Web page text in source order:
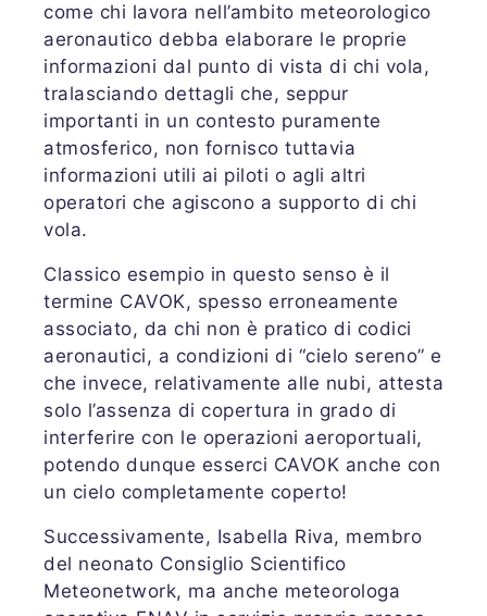
come chi lavora nell’ambito meteorologico
aeronautico debba elaborare le proprie
informazioni dal punto di vista di chi vola,
tralasciando dettagli che, seppur
importanti in un contesto puramente
atmosferico, non fornisco tuttavia
informazioni utili ai piloti o agli altri
operatori che agiscono a supporto di chi
vola.
Classico esempio in questo senso è il
termine CAVOK, spesso erroneamente
associato, da chi non è pratico di codici
aeronautici, a condizioni di “cielo sereno” e
che invece, relativamente alle nubi, attesta
solo l’assenza di copertura in grado di
interferire con le operazioni aeroportuali,
potendo dunque esserci CAVOK anche con
un cielo completamente coperto!
Successivamente, Isabella Riva, membro
del neonato Consiglio Scientifico
Meteonetwork, ma anche meteorologa